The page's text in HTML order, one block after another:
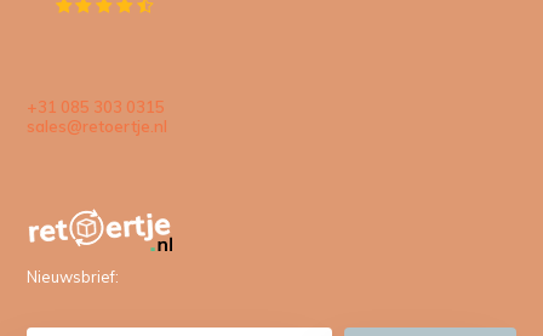
+31 085 303 0315
sales@retoertje.nl
Nieuwsbrief: